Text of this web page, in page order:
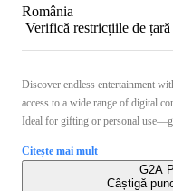
România
Verifică restricțiile de țară
Discover endless entertainment
access to a wide range of digital
Ideal for gifting or personal
Citește mai mult
G2A
Câștigă